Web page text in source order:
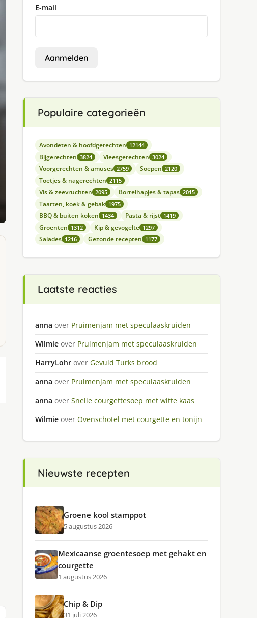
E-mail
Aanmelden
Populaire categorieën
Avondeten & hoofdgerechten 12144
Bijgerechten 3824 Vleesgerechten 3024
Voorgerechten & amuses 2759 Soepen 2120
Toetjes & nagerechten 2115
Vis & zeevruchten 2095 Borrelhapjes & tapas 2015
Taarten, koek & gebak 1975
BBQ & buiten koken 1434 Pasta & rijst 1419
Groenten 1312 Kip & gevogelte 1297
Salades 1216 Gezonde recepten 1177
Laatste reacties
anna over Pruimenjam met speculaaskruiden
Wilmie over Pruimenjam met speculaaskruiden
HarryLohr over Gevuld Turks brood
anna over Pruimenjam met speculaaskruiden
anna over Snelle courgettesoep met witte kaas
Wilmie over Ovenschotel met courgette en tonijn
Nieuwste recepten
Groene kool stamppot
5 augustus 2026
Mexicaanse groentesoep met gehakt en
courgette
1 augustus 2026
Chip & Dip
31 juli 2026